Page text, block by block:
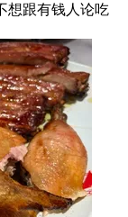
想跟有钱人论吃